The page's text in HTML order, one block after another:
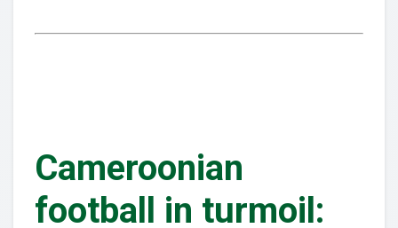
Cameroonian
football in turmoil: